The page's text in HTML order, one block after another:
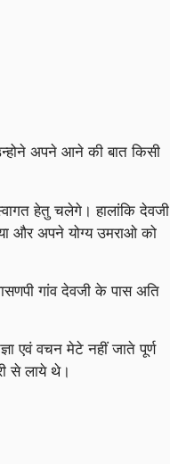
अपने आने की बात किसी
हेतु चलेगे। हालांकि देवजी
और अपने योग्य उमराओ को
गांव देवजी के पास अति
एवं वचन मेटे नहीं जाते पूर्ण
से लाये थे।